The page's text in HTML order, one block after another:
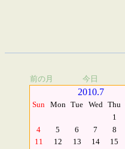
前の月 今日
2010.7
Sun Mon Tue Wed Thu
1
4
5 6 7 8
11
12 13 14 15